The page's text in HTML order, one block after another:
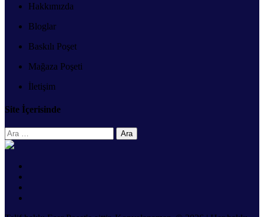
Hakkımızda
Bloglar
Baskılı Poşet
Mağaza Poşeti
İletişim
Site İçerisinde
Arama: